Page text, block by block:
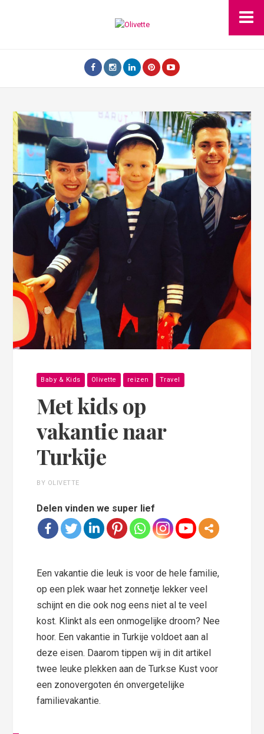
Baby & Kids Olivette reizen Travel
Met kids op
vakantie naar
Turkije
BY OLIVETTE
Delen vinden we super lief
Een vakantie die leuk is voor de hele familie,
op een plek waar het zonnetje lekker veel
schijnt en die ook nog eens niet al te veel
kost. Klinkt als een onmogelijke droom? Nee
hoor. Een vakantie in Turkije voldoet aan al
deze eisen. Daarom tippen wij in dit artikel
twee leuke plekken aan de Turkse Kust voor
een zonovergoten én onvergetelijke
familievakantie.